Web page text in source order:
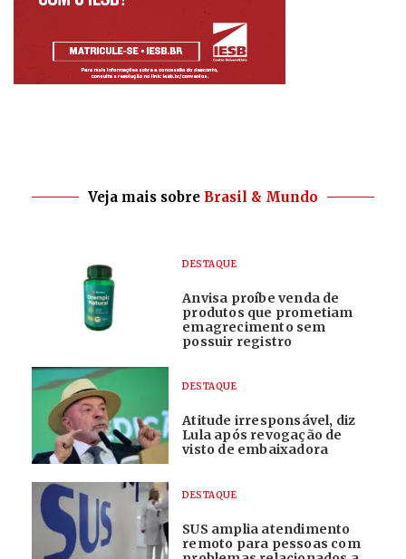
Veja mais sobre Brasil & Mundo
DESTAQUE
Anvisa proíbe venda de
produtos que prometiam
emagrecimento sem
possuir registro
DESTAQUE
Atitude irresponsável, diz
Lula após revogação de
visto de embaixadora
DESTAQUE
SUS amplia atendimento
remoto para pessoas com